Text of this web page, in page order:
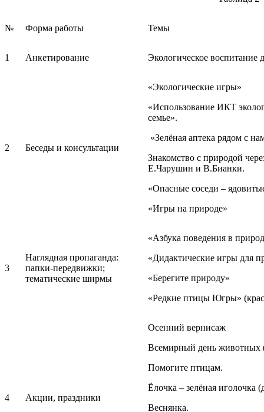
№ Форма работы Темы
1 Анкетирование Экологическое воспитание
2 Беседы и консультации
«Экологические игры»
«Использование ИКТ
семье».
«Зелёная аптека рядом с
Знакомство с природой
Е.Чарушин и В.Бианки.
«Опасные соседи –
«Игры на природе»
3
Наглядная пропаганда:
папки-передвижки;
тематические ширмы
«Азбука поведения в
«Дидактические игры для
«Берегите природу»
«Редкие птицы Югры»
4 Акции, праздники
Осенний вернисаж
Всемирный день животных
Помогите птицам.
Ёлочка – зелёная иголочка
Веснянка.